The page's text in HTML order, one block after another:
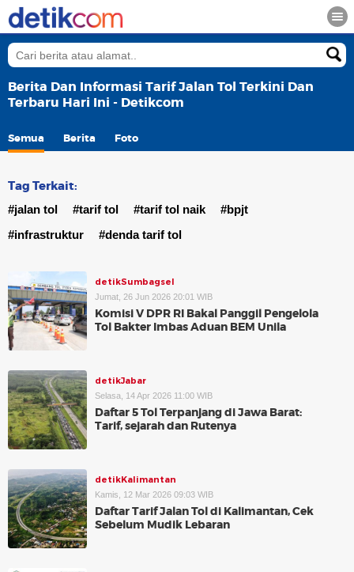
Berita Dan Informasi Tarif Jalan Tol Terkini Dan
Terbaru Hari Ini - Detikcom
Semua Berita Foto
Tag Terkait:
#jalan tol #tarif tol #tarif tol naik
#bpjt
#infrastruktur
#denda tarif tol
detikSumbagsel
Jumat, 26 Jun 2026 20:01 WIB
Komisi V DPR RI Bakal Panggil Pengelola
Tol Bakter Imbas Aduan BEM Unila
detikJabar
Selasa, 14 Apr 2026 11:00 WIB
Daftar 5 Tol Terpanjang di Jawa Barat:
Tarif, sejarah dan Rutenya
detikKalimantan
Kamis, 12 Mar 2026 09:03 WIB
Daftar Tarif Jalan Tol di Kalimantan, Cek
Sebelum Mudik Lebaran